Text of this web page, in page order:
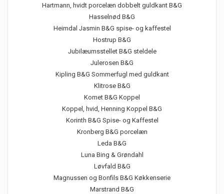
Hartmann, hvidt porcelæn dobbelt guldkant B&G
Hasselnød B&G
Heimdal Jasmin B&G spise- og kaffestel
Hostrup B&G
Jubilæumsstellet B&G steldele
Julerosen B&G
Kipling B&G Sommerfugl med guldkant
Klitrose B&G
Komet B&G Koppel
Koppel, hvid, Henning Koppel B&G
Korinth B&G Spise- og Kaffestel
Kronberg B&G porcelæn
Leda B&G
Luna Bing & Grøndahl
Løvfald B&G
Magnussen og Bonfils B&G Køkkenserie
Marstrand B&G